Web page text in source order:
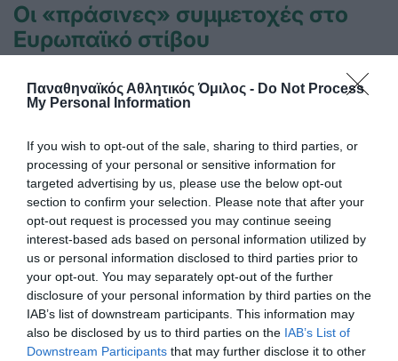
Παναθηναϊκός Αθλητικός Όμιλος - Do Not Process
My Personal Information
If you wish to opt-out of the sale, sharing to third parties, or
processing of your personal or sensitive information for
targeted advertising by us, please use the below opt-out
section to confirm your selection. Please note that after your
opt-out request is processed you may continue seeing
interest-based ads based on personal information utilized by
us or personal information disclosed to third parties prior to
your opt-out. You may separately opt-out of the further
disclosure of your personal information by third parties on the
IAB’s list of downstream participants. This information may
also be disclosed by us to third parties on the IAB’s List of
Downstream Participants that may further disclose it to other
Οι «πράσινες» συμμετοχές στο
Ευρωπαϊκό στίβου
Ο Παναθηναϊκός θα εκπροσωπηθεί από οκτώ αθλητές και
αθλήτριες στο Ευρωπαϊκό πρωτάθλημα στίβου στο
Μπέρμιγχαμ.
04.08.2026 ΣΤΙΒΟΣ